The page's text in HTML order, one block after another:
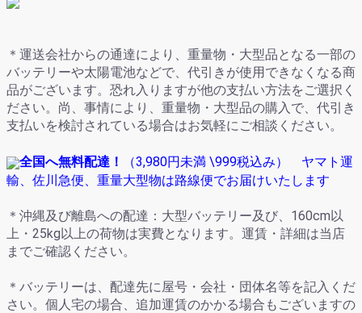
＊運送会社からの通達により、重量物・大型品となる一部の
バッテリーや太陽電池などで、代引きが使用できなくなる商
品がございます。恐れ入りますが他の支払い方法をご選択く
ださい。尚、事情により、重量物・大型品の購入で、代引き
支払いを検討されている場合はお気軽にご相談ください。
全国へ無料配達！ （3,980円未満 \999税込み） ヤマト運
輸、佐川急便、重量大型物は路線便でお届けいたします
＊沖縄及び離島への配達：大型バッテリー及び、160cm以
上・25kg以上の荷物は実費となります。運賃・詳細は当店
までご確認ください。
＊バッテリーは、配達先に屋号・会社・団体名等を記入くだ
さい。個人宅の場合、追加運賃のかかる場合もございますの